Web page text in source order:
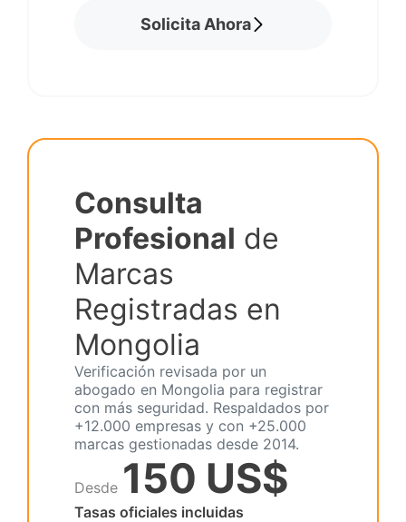
Solicita Ahora
Consulta
Profesional de
Marcas
Registradas en
Mongolia
Verificación revisada por un
abogado en Mongolia para registrar
con más seguridad. Respaldados por
+12.000 empresas y con +25.000
marcas gestionadas desde 2014.
Desde 150 US$
Tasas oficiales incluidas